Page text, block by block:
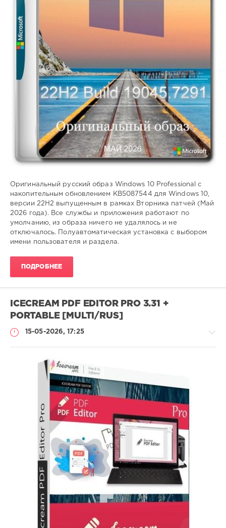
Оригинальный русский образ Windows 10 Professional с
накопительным обновлением KB5087544 для Windows 10,
версии 22H2 выпущенным в рамках Вторника патчей (Май
2026 года). Все службы и приложения работают по
умолчанию, из образа ничего не удалялось и не
отключалось. Полуавтоматическая установка с выбором
имени пользователя и раздела.
ПОДРОБНЕЕ
ICECREAM PDF EDITOR PRO 3.31 +
PORTABLE [MULTI/RUS]
15-05-2026, 17:25
редактор
,
файлов
,
документов